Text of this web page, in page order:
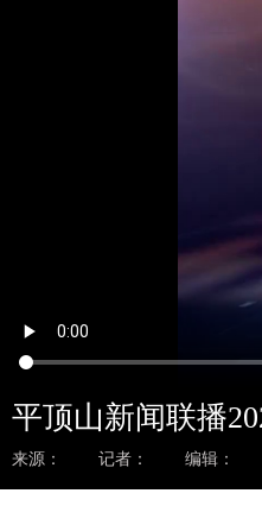
平顶山新闻联播
来源： 记者： 编辑：